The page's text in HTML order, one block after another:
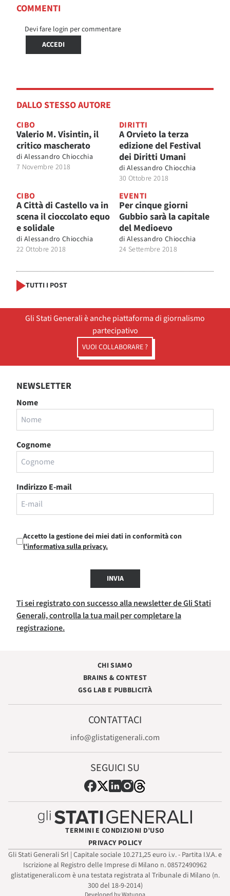
COMMENTI
Devi fare login per commentare
ACCEDI
DALLO STESSO AUTORE
CIBO
Valerio M. Visintin, il
critico mascherato
di Alessandro Chiocchia
7 Novembre 2018
DIRITTI
A Orvieto la terza
edizione del Festival
dei Diritti Umani
di Alessandro Chiocchia
30 Ottobre 2018
CIBO
A Città di Castello va in
scena il cioccolato equo
e solidale
di Alessandro Chiocchia
22 Ottobre 2018
EVENTI
Per cinque giorni
Gubbio sarà la capitale
del Medioevo
di Alessandro Chiocchia
24 Settembre 2018
TUTTI I POST
Gli Stati Generali è anche piattaforma di giornalismo
partecipativo
VUOI COLLABORARE ?
NEWSLETTER
Nome
Cognome
Indirizzo E-mail
Accetto la gestione dei miei dati in conformità con
l'informativa sulla privacy.
INVIA
Ti sei registrato con successo alla newsletter de Gli Stati
Generali, controlla la tua mail per completare la
registrazione.
CHI SIAMO
BRAINS & CONTEST
GSG LAB E PUBBLICITÀ
CONTATTACI
info@glistatigenerali.com
SEGUICI SU
TERMINI E CONDIZIONI D’USO
PRIVACY POLICY
Gli Stati Generali Srl | Capitale sociale 10.271,25 euro i.v. - Partita I.V.A. e
Iscrizione al Registro delle Imprese di Milano n. 08572490962
glistatigenerali.com è una testata registrata al Tribunale di Milano (n.
300 del 18-9-2014)